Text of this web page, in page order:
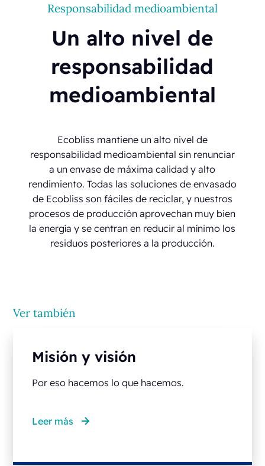
Responsabilidad medioambiental
Un alto nivel de
responsabilidad
medioambiental
Ecobliss mantiene un alto nivel de
responsabilidad medioambiental sin renunciar
a un envase de máxima calidad y alto
rendimiento. Todas las soluciones de envasado
de Ecobliss son fáciles de reciclar, y nuestros
procesos de producción aprovechan muy bien
la energía y se centran en reducir al mínimo los
residuos posteriores a la producción.
Ver también
Misión y visión
Por eso hacemos lo que hacemos.
Leer más